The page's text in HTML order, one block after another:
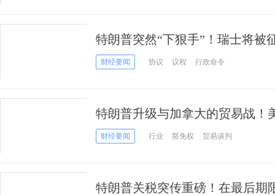
特朗普突然“下狠手”！瑞士将被
回事？
财经要闻 协议 议程 行政命令
特朗普升级与加拿大的贸易战！
提高至35%
财经要闻 行业 豁免权 贸易谈判
特朗普关税突传重磅！在最后期